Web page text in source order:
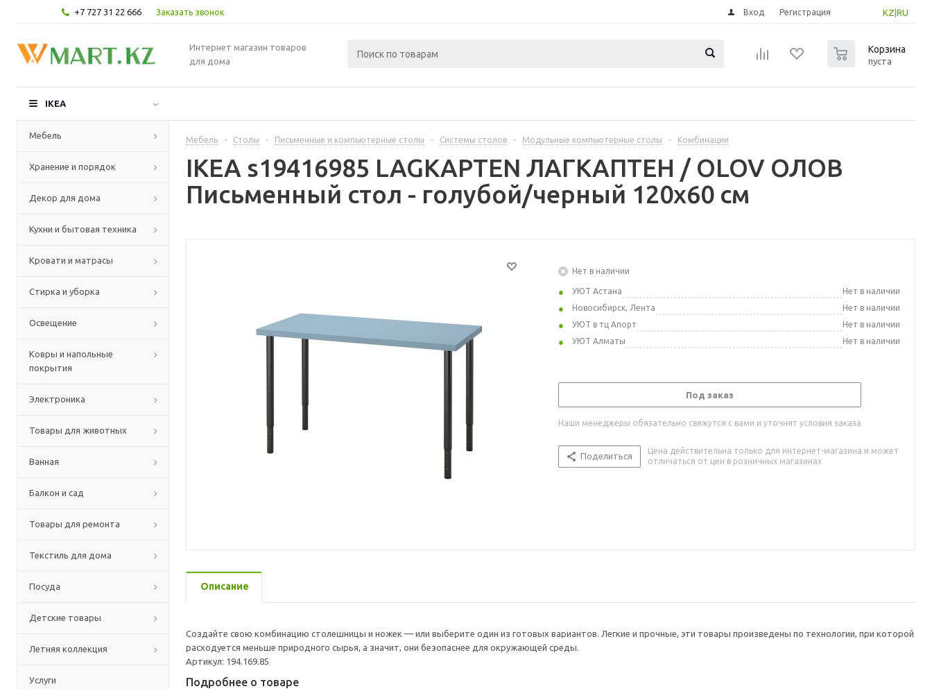
+7 727 31 22 666 Заказать звонок KZ RU
Вход Регистрация
Интернет магазин товаров
для дома
Корзина
пуста
IKEA
Мебель
Хранение и порядок
Декор для дома
Кухни и бытовая техника
Кровати и матрасы
Стирка и уборка
Освещение
Ковры и напольные
покрытия
Электроника
Товары для животных
Ванная
Балкон и сад
Товары для ремонта
Текстиль для дома
Посуда
Детские товары
Летняя коллекция
Услуги
Мебель - Столы - Письменные и компьютерные столы - Системы столов - Модульные компьютерные столы - Комбинации
IKEA s19416985 LAGKAPTEN ЛАГКАПТЕН / OLOV ОЛОВ
Письменный стол - голубой/черный 120x60 см
Нет в наличии
УЮТ Астана
Нет в наличии
Новосибирск, Лента
Нет в наличии
УЮТ в тц Апорт
Нет в наличии
УЮТ Алматы
Нет в наличии
Под заказ
Наши менеджеры обязательно свяжутся с вами и уточнят условия заказа
Поделиться
Цена действительна только для интернет-магазина и может
отличаться от цен в розничных магазинах
Описание
Создайте свою комбинацию столешницы и ножек — или выберите один из готовых вариантов. Легкие и прочные, эти товары произведены по технологии, при которой
расходуется меньше природного сырья, а значит, они безопаснее для окружающей среды.
Артикул: 194.169.85
Подробнее о товаре